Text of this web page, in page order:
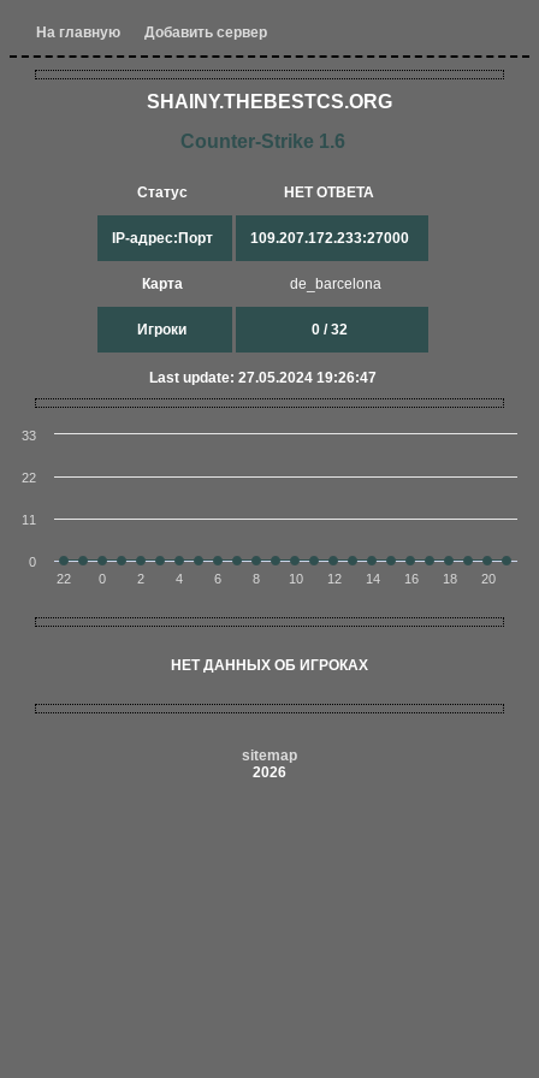
На главную Добавить сервер
SHAINY.THEBESTCS.ORG​
Counter-Strike 1.6
Статус
IP-адрес:Порт
Карта
Игроки
НЕТ ОТВЕТА
109.207.172.233:27000
de_barcelona
0 / 32
Last update: 27.05.2024 19:26:47
22 0 2 4 6 8 10 12 14 16 18 20
0
11
22
33
НЕТ ДАННЫХ ОБ ИГРОКАХ
sitemap
2026